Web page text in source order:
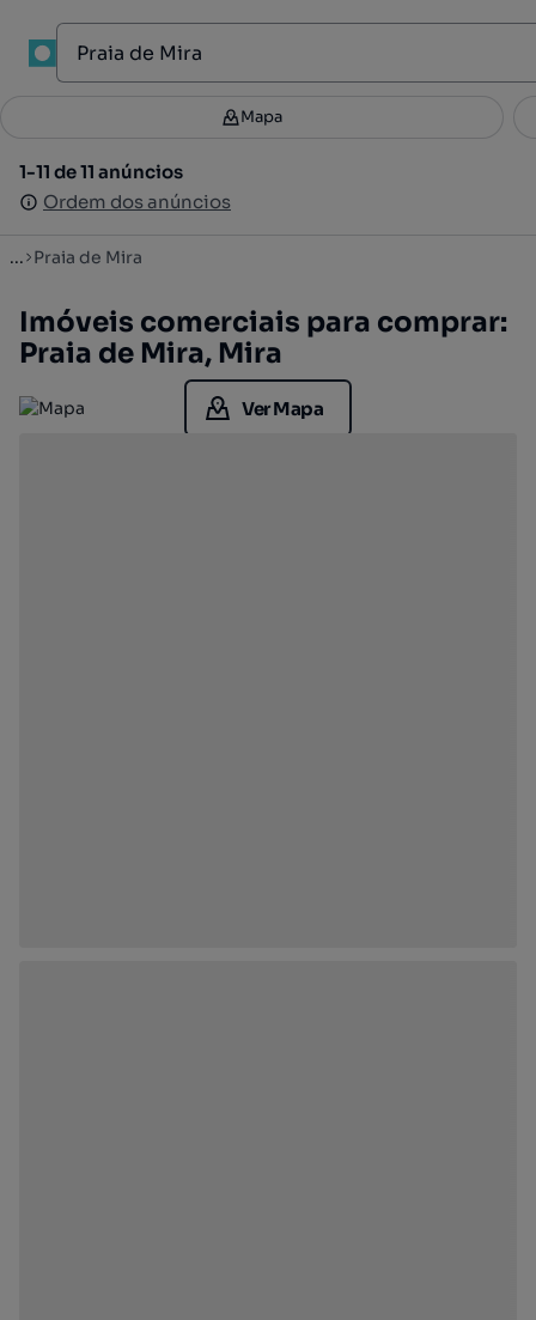
Filtros 2
1-11 de 11 anúncios
Ordem dos anúncios
Mapa
1-11 de 11 anúncios
Ordem dos anúncios
... Praia de Mira
Imóveis comerciais para comprar:
Praia de Mira, Mira
Ver Mapa